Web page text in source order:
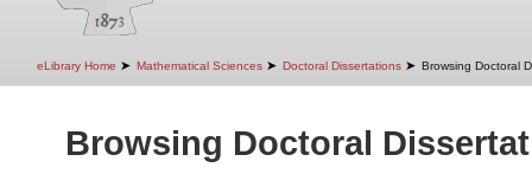
eLibrary Home ➤ Mathematical Sciences ➤ Doctoral Dissertations ➤ Browsing Doctoral
Browsing Doctoral